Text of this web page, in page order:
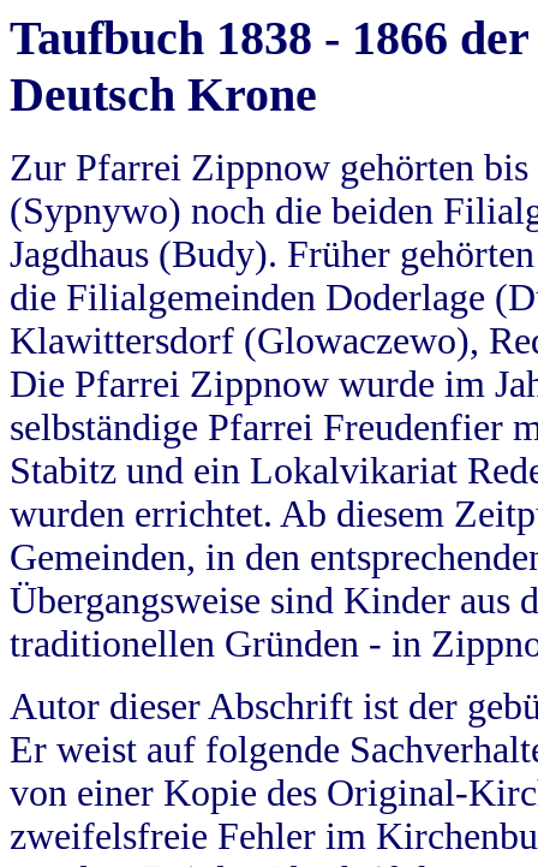
Taufbuch 1838 - 1866
Deutsch Krone
Zur Pfarrei Zippnow gehörten
(Sypnywo) noch die beiden
Jagdhaus (Budy). Früher
die Filialgemeinden Doderlage
Klawittersdorf (Glowaczewo),
Die Pfarrei Zippnow wurde im
selbständige Pfarrei Freudenfier
Stabitz und ein Lokalvikariat
wurden errichtet. Ab diesem
Gemeinden, in den
Übergangsweise sind Kinder aus
traditionellen Gründen - in
Autor dieser Abschrift ist der
Er weist auf folgende
von einer Kopie des Original-
zweifelsfreie Fehler im